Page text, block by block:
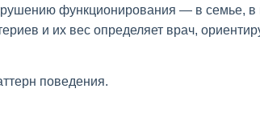
функционирования — в семье, в
и их вес определяет врач,
поведения.